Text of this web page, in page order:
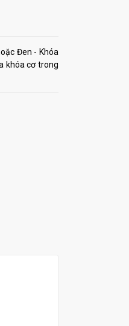
Đen - Khóa
khóa cơ trong